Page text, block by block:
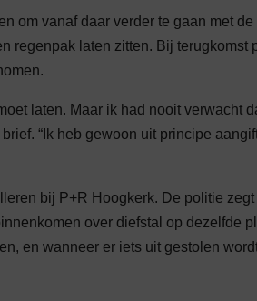
om vanaf daar verder te gaan met
regenpak laten zitten. Bij terugkomst
laten. Maar ik had nooit verwacht
“Ik heb gewoon uit principe
bij P+R Hoogkerk. De politie
over diefstal op dezelfde
en wanneer er iets uit gestolen